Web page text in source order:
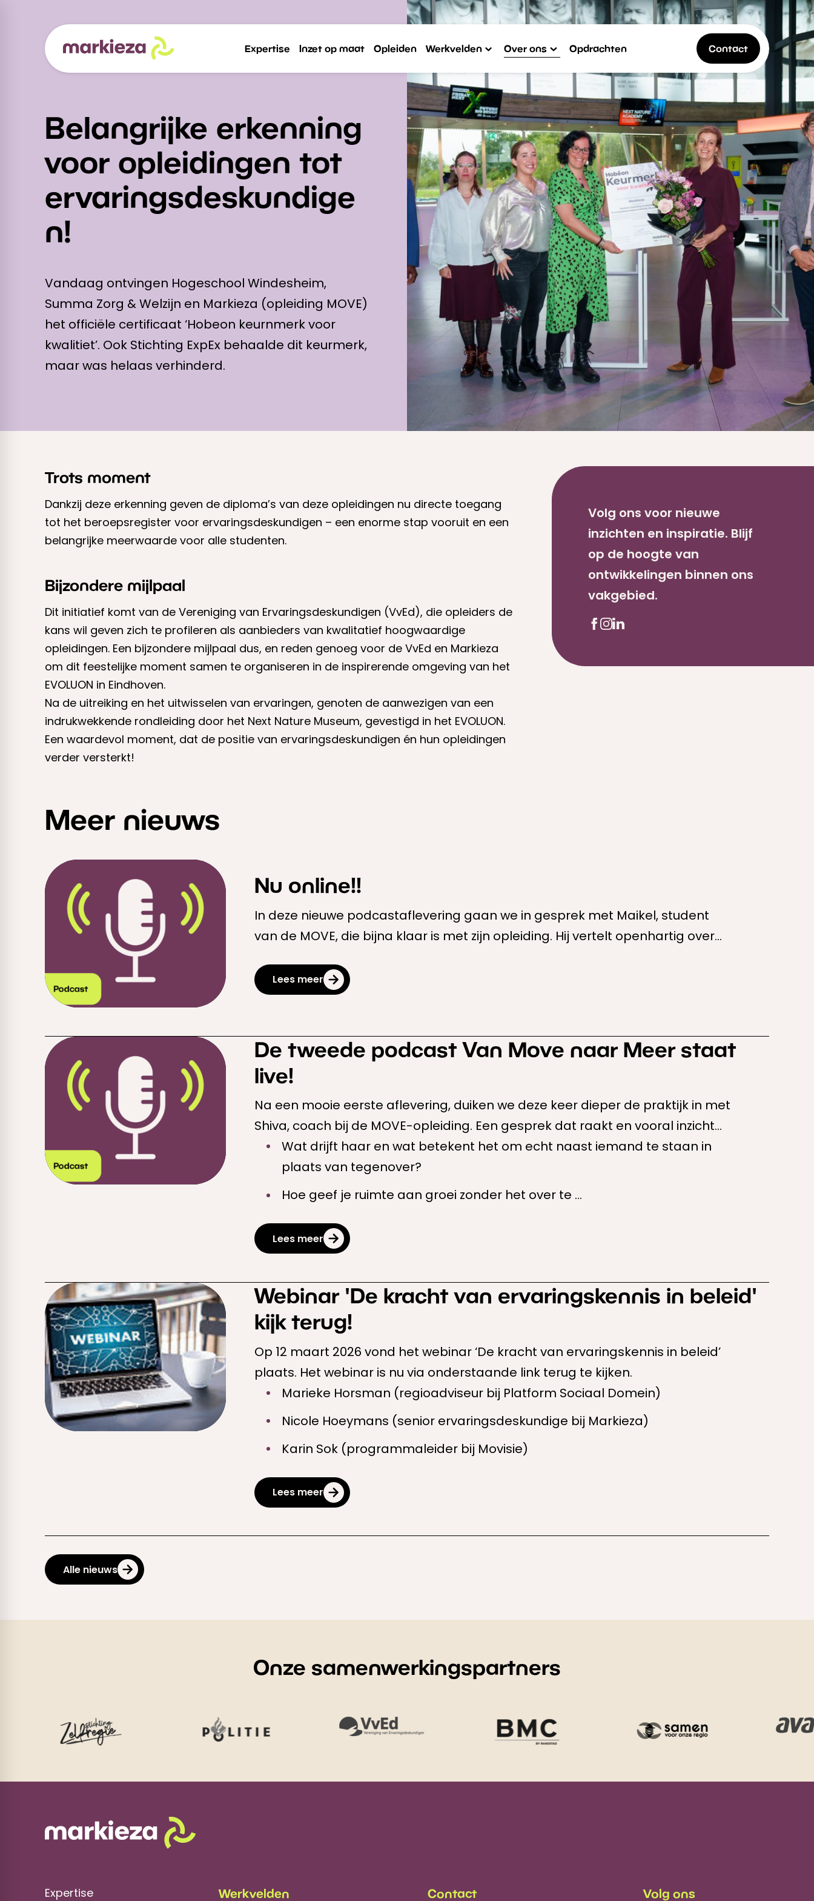
Expertise Inzet op maat Opleiden Werkvelden Over ons Opdrachten Contact
Belangrijke erkenning
voor opleidingen tot
ervaringsdeskundige
n!
Vandaag ontvingen Hogeschool Windesheim,
Summa Zorg & Welzijn en Markieza (opleiding MOVE)
het officiële certificaat ‘Hobeon keurnmerk voor
kwalitiet’. Ook Stichting ExpEx behaalde dit keurmerk,
maar was helaas verhinderd.
Trots moment
Dankzij deze erkenning geven de diploma’s van deze opleidingen nu directe toegang
tot het beroepsregister voor ervaringsdeskundigen – een enorme stap vooruit en een
belangrijke meerwaarde voor alle studenten.
Bijzondere mijlpaal
Dit initiatief komt van de Vereniging van Ervaringsdeskundigen (VvEd), die opleiders de
kans wil geven zich te profileren als aanbieders van kwalitatief hoogwaardige
opleidingen. Een bijzondere mijlpaal dus, en reden genoeg voor de VvEd en Markieza
om dit feestelijke moment samen te organiseren in de inspirerende omgeving van het
EVOLUON in Eindhoven.
Na de uitreiking en het uitwisselen van ervaringen, genoten de aanwezigen van een
indrukwekkende rondleiding door het Next Nature Museum, gevestigd in het EVOLUON.
Een waardevol moment, dat de positie van ervaringsdeskundigen én hun opleidingen
verder versterkt!
Volg ons voor nieuwe
inzichten en inspiratie. Blijf
op de hoogte van
ontwikkelingen binnen ons
vakgebied.
Meer nieuws
Nu online!!
In deze nieuwe podcastaflevering gaan we in gesprek met Maikel, student
van de MOVE, die bijna klaar is met zijn opleiding. Hij vertelt openhartig over
ervaringsdeskundigheid.
Lees meer
De tweede podcast Van Move naar Meer staat
live!
Na een mooie eerste aflevering, duiken we deze keer dieper de praktijk in met
Shiva, coach bij de MOVE-opleiding. Een gesprek dat raakt en vooral inzicht
geeft.Wat drijft haar en wat betekent het om echt naast iemand te staan in
plaats van tegenover?
Hoe geef je ruimte aan groei zonder het over te ...
Lees meer
Webinar 'De kracht van ervaringskennis in beleid'
kijk terug!
Op 12 maart 2026 vond het webinar ‘De kracht van ervaringskennis in beleid’
plaats. Het webinar is nu via onderstaande link terug te kijken.
Marieke Horsman (regioadviseur bij Platform Sociaal Domein)
Nicole Hoeymans (senior ervaringsdeskundige bij Markieza)
Karin Sok (programmaleider bij Movisie)
Lees meer
Alle nieuws
Onze samenwerkingspartners
Expertise
Werkvelden Contact Volg ons